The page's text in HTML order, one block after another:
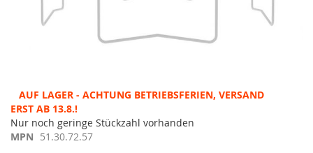
Zum
Anfang
der
Bildergalerie
AUF LAGER - ACHTUNG BETRIEBSFERIEN, VERSAND ERST
AB 13.8.!
Nur noch geringe Stückzahl vorhanden
MPN 51.30.72.57